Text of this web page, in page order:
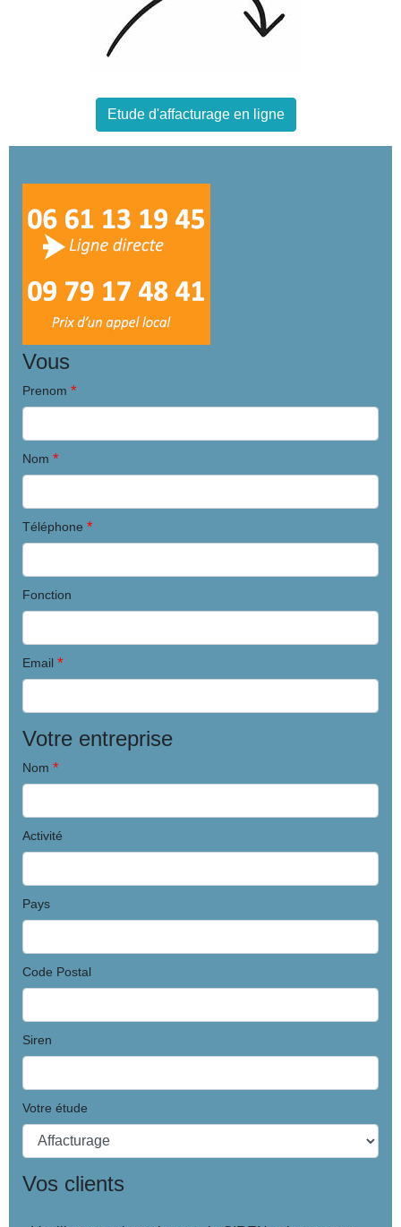
Etude d'affacturage en ligne
Vous
Prenom *
Nom *
Téléphone *
Fonction
Email *
Votre entreprise
Nom *
Activité
Pays
Code Postal
Siren
Votre étude
Vos clients